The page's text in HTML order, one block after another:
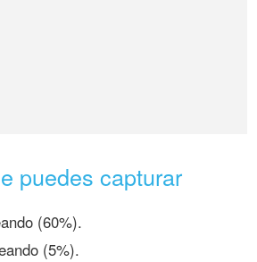
puedes capturar
(60%).
(5%).